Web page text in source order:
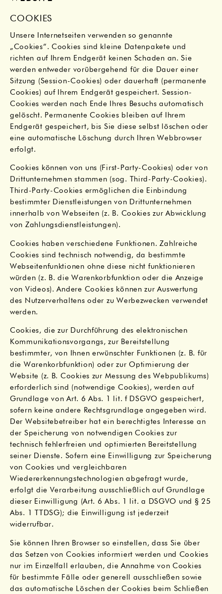
COOKIES
Unsere Internetseiten verwenden so genannte
„Cookies“. Cookies sind kleine Datenpakete und
richten auf Ihrem Endgerät keinen Schaden an. Sie
werden entweder vorübergehend für die Dauer einer
Sitzung (Session-Cookies) oder dauerhaft (permanente
Cookies) auf Ihrem Endgerät gespeichert. Session-
Cookies werden nach Ende Ihres Besuchs automatisch
gelöscht. Permanente Cookies bleiben auf Ihrem
Endgerät gespeichert, bis Sie diese selbst löschen oder
eine automatische Löschung durch Ihren Webbrowser
erfolgt.
Cookies können von uns (First-Party-Cookies) oder von
Drittunternehmen stammen (sog. Third-Party-Cookies).
Third-Party-Cookies ermöglichen die Einbindung
bestimmter Dienstleistungen von Drittunternehmen
innerhalb von Webseiten (z. B. Cookies zur Abwicklung
von Zahlungsdienstleistungen).
Cookies haben verschiedene Funktionen. Zahlreiche
Cookies sind technisch notwendig, da bestimmte
Webseitenfunktionen ohne diese nicht funktionieren
würden (z. B. die Warenkorbfunktion oder die Anzeige
von Videos). Andere Cookies können zur Auswertung
des Nutzerverhaltens oder zu Werbezwecken verwendet
werden.
Cookies, die zur Durchführung des elektronischen
Kommunikationsvorgangs, zur Bereitstellung
bestimmter, von Ihnen erwünschter Funktionen (z. B. für
die Warenkorbfunktion) oder zur Optimierung der
Website (z. B. Cookies zur Messung des Webpublikums)
erforderlich sind (notwendige Cookies), werden auf
Grundlage von Art. 6 Abs. 1 lit. f DSGVO gespeichert,
sofern keine andere Rechtsgrundlage angegeben wird.
Der Websitebetreiber hat ein berechtigtes Interesse an
der Speicherung von notwendigen Cookies zur
technisch fehlerfreien und optimierten Bereitstellung
seiner Dienste. Sofern eine Einwilligung zur Speicherung
von Cookies und vergleichbaren
Wiedererkennungstechnologien abgefragt wurde,
erfolgt die Verarbeitung ausschließlich auf Grundlage
dieser Einwilligung (Art. 6 Abs. 1 lit. a DSGVO und § 25
Abs. 1 TTDSG); die Einwilligung ist jederzeit
widerrufbar.
Sie können Ihren Browser so einstellen, dass Sie über
das Setzen von Cookies informiert werden und Cookies
nur im Einzelfall erlauben, die Annahme von Cookies
für bestimmte Fälle oder generell ausschließen sowie
das automatische Löschen der Cookies beim Schließen